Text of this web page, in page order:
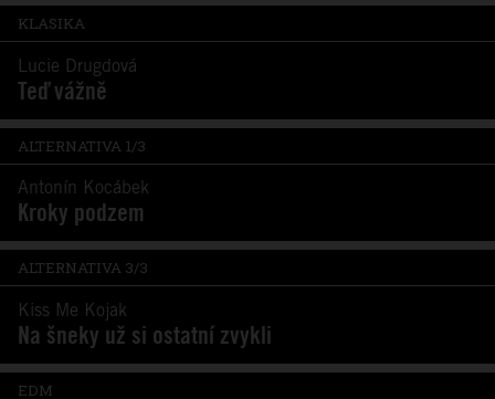
KLASIKA
Lucie Drugdová
Teď vážně
ALTERNATIVA 1/3
Antonín Kocábek
Kroky podzem
ALTERNATIVA 3/3
Kiss Me Kojak
Na šneky už si ostatní zvykli
EDM